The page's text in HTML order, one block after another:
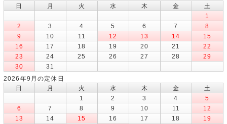
日
月 火 水 木 金
土
1
2
3 4 5 6 7
8
9
10 11 12 13 14
15
16
17 18 19 20 21
22
23
24 25 26 27 28
29
30
31
2026年9月の定休日
日
月 火 水 木 金
土
1
2 3 4
5
6
7 8 9 10 11
12
13
14 15 16 17 18
19